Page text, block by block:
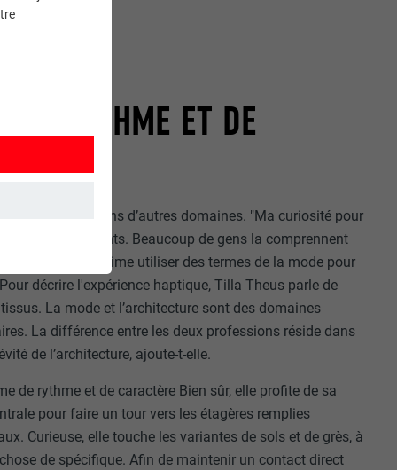
DE RYTHME ET DE
l’inspiration dans d’autres domaines. "Ma curiosité pour
pour les bâtiments. Beaucoup de gens la comprennent
C’est pourquoi j’aime utiliser des termes de la mode pour
décrire l'expérience haptique, Tilla Theus parle de
La mode et l’architecture sont des domaines
La différence entre les deux professions réside dans
de l’architecture, ajoute-t-elle.
de rythme et de caractère Bien sûr, elle profite de sa
pour faire un tour vers les étagères remplies
Curieuse, elle touche les variantes de sols et de grès, à
de spécifique. Afin de maintenir un contact direct
les
qui
le site
sur le site